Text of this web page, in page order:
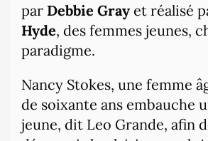
par Debbie Gray et réalisé
Hyde, des femmes jeunes,
paradigme.
Nancy Stokes, une femme
de soixante ans embauche
jeune, dit Leo Grande, afin